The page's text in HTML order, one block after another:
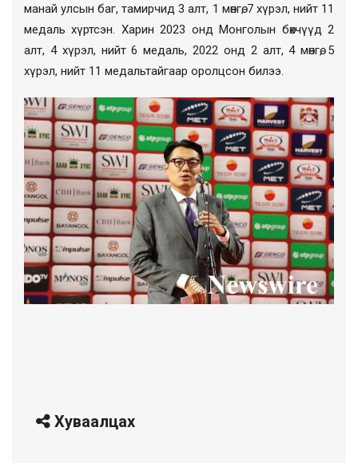
манай улсын баг, тамирчид 3 алт, 1 мөнгө, 7 хүрэл, нийт 11
медаль хүртсэн. Харин 2023 онд Монголын бөхчүүд 2
алт, 4 хүрэл, нийт 6 медаль, 2022 онд 2 алт, 4 мөнгө, 5
хүрэл, нийт 11 медальтайгаар оролцсон билээ.
Хуваалцах